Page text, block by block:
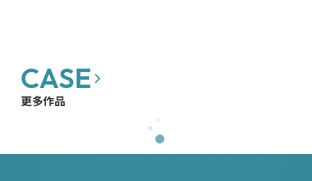
CASE
更多作品
模組化網站架設與設計
愈生物理治療所 醫療專業型網站
模組化網站架設與設計
鑫源國際有限公司 網站改版
客製化設計 客製化程式
HelpUPass｜證照刷題網 網站新建
模組化網站架設與設計
花蓮縣得勝愛奇兒學習成長協會 公益網站新建
客製化設計 客製化程式
億翔精密有限公司 網站改版
模組化網站架設與設計
風和日麗植栽手作坊 品牌形象網站